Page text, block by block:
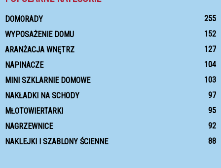
DOMORADY
255
WYPOSAŻENIE DOMU
152
ARANŻACJA WNĘTRZ
127
NAPINACZE
104
MINI SZKLARNIE DOMOWE
103
NAKŁADKI NA SCHODY
97
MŁOTOWIERTARKI
95
NAGRZEWNICE
92
NAKLEJKI I SZABLONY ŚCIENNE
88